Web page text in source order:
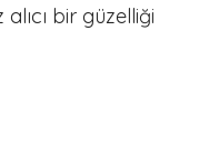
bir güzelliği